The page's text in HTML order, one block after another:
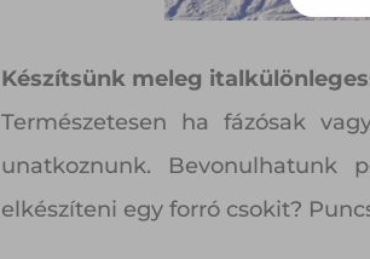
Készítsünk meleg
Természetesen ha fázósak
unatkoznunk. Bevonulhatunk
elkészíteni egy forró csokit?